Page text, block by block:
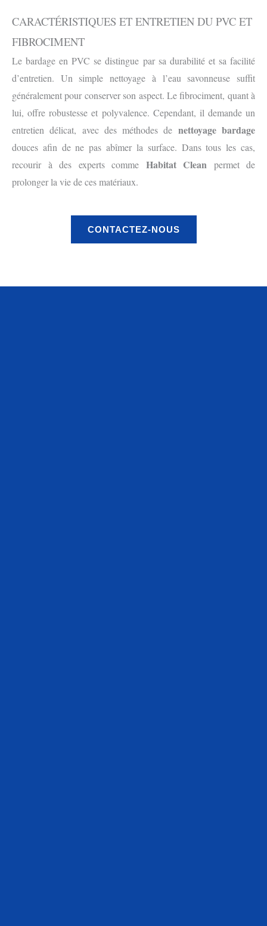
CARACTÉRISTIQUES ET ENTRETIEN DU PVC ET
FIBROCIMENT
Le bardage en PVC se distingue par sa durabilité et sa facilité
d’entretien. Un simple nettoyage à l’eau savonneuse suffit
généralement pour conserver son aspect. Le fibrociment, quant à
lui, offre robustesse et polyvalence. Cependant, il demande un
entretien délicat, avec des méthodes de nettoyage bardage
douces afin de ne pas abîmer la surface. Dans tous les cas,
recourir à des experts comme Habitat Clean permet de
prolonger la vie de ces matériaux.
CONTACTEZ-NOUS